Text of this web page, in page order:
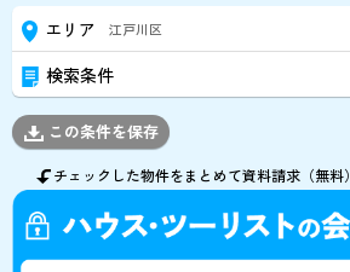
エリア 江戸川区
検索条件
この条件を保存
チェックした物件をまとめて資料請求（無料）